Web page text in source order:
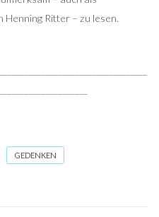
Henning Ritter – zu lesen.
GEDENKEN